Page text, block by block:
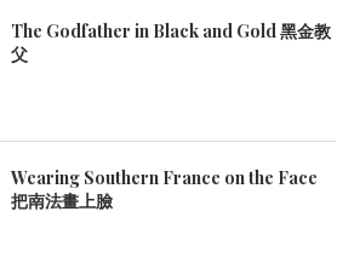
The Godfather in Black and Gold 黑金教
父
Wearing Southern France on the Face
把南法畫上臉